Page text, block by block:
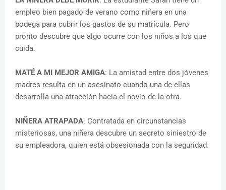
empleo bien pagado de verano como niñera en una
bodega para cubrir los gastos de su matrícula. Pero
pronto descubre que algo ocurre con los niños a los que
cuida.
MATÉ A MI MEJOR AMIGA: La amistad entre dos jóvenes
madres resulta en un asesinato cuando una de ellas
desarrolla una atracción hacia el novio de la otra.
NIÑERA ATRAPADA: Contratada en circunstancias
misteriosas, una niñera descubre un secreto siniestro de
su empleadora, quien está obsesionada con la seguridad.